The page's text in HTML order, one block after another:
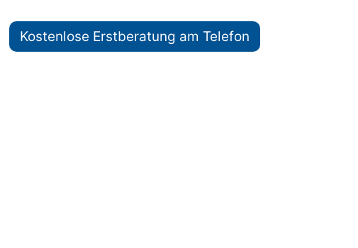
Kostenlose Erstberatung am Telefon